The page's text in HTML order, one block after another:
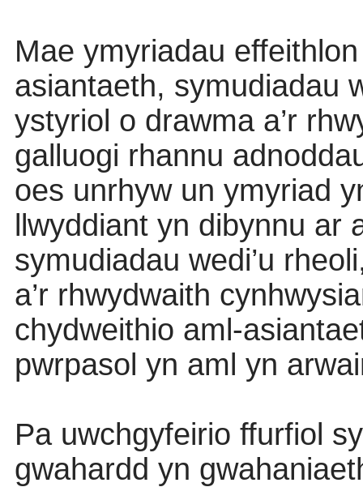
Mae ymyriadau
asiantaeth, symudiadau
ystyriol o drawma a’r
galluogi rhannu
oes unrhyw un ymyriad
llwyddiant yn dibynnu
symudiadau wedi’u
a’r rhwydwaith
chydweithio aml-
pwrpasol yn aml yn
Pa uwchgyfeirio ffurfiol
gwahardd yn